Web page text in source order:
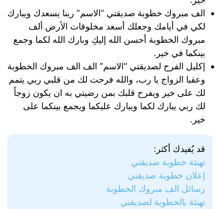
الف مبروك خطوبة صديقتي “الاسم” ربنا يسعدك ويبارك
لكي في أيامك وجعلك أسعد مخلوقات الأرض ألف
مبروك الخطوبة أحسن الله إليكِ وبارك الله لكما وجمع
بينكما في خير.
إكليل الفرح لصديقتي “الاسم” الف الف مبروك الخطوبة
وعقبا الزواج يا رب، والله فرحت لك من قلبي ربي يتمم
لك على خير ويفرح قلبك بمن رضيتي به ان يكون زوجاً
لك ربي يبارك لكما ويبارك عليكما ويجمع بينكما على
خير.
قد يُفيدك أكثر:
تهنئة خطوبة صديقتي
إعلان خطوبة صديقتي
رسائل الف مبروك الخطوبة
تهنئة بالخطوبة لصديقتي